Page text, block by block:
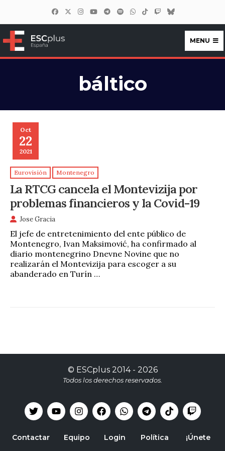
ESCplus España
MENU
báltico
Oct
22
2021
Eurovisión Montenegro
La RTCG cancela el Montevizija por
problemas financieros y la Covid-19
Jose Gracia
El jefe de entretenimiento del ente público de
Montenegro, Ivan Maksimović, ha confirmado al
diario montenegrino Dnevne Novine que no
realizarán el Montevizija para escoger a su
abanderado en Turín …
© ESCplus2014 - 2026
Todos los derechos reservados.
Contactar Equipo Login Política ¡Únete